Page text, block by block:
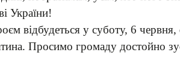
України!
відбудеться у суботу, 6
Просимо громаду достойно